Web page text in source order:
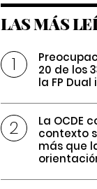
LAS MÁS
20 de los
la FP
La OCDE
contexto
más que